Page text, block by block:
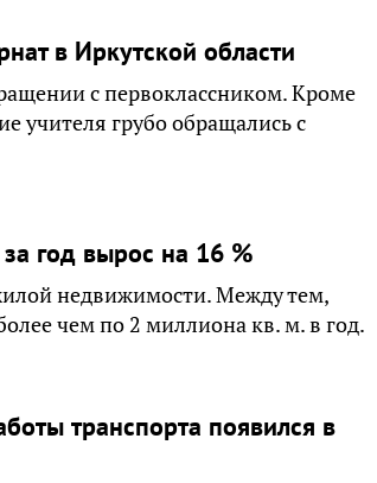
в Иркутской области
с первоклассником. Кроме
учителя грубо обращались с
год вырос на 16 %
недвижимости. Между тем,
чем по 2 миллиона кв. м. в год.
транспорта появился в